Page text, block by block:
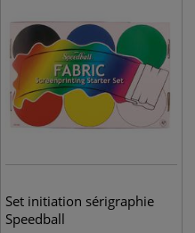
Set initiation sérigraphie
Speedball